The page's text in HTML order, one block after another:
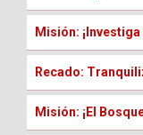
Misión:
Recado:
Misión: ¡El